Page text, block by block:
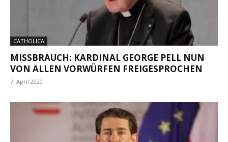
CATHOLICA
MISSBRAUCH: KARDINAL GEORGE PELL NUN
VON ALLEN VORWÜRFEN FREIGESPROCHEN
7. April 2020